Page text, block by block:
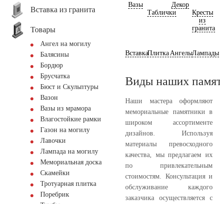
Вставка из гранита
Товары
Ангел на могилу
Балясины
Бордюр
Брусчатка
Бюст и Скульптуры
Вазон
Вазы из мрамора
Влагостойкие рамки
Газон на могилу
Лавочки
Лампада на могилу
Мемориальная доска
Скамейки
Тротуарная плитка
Поребрик
Вазы
Таблички
Декор
Кресты
из
гранита
ВставкаПлитка АнгелыЛампады
Виды наших
Наши мастера оформляют
мемориальные памятники в
широком ассортименте
дизайнов. Используя
материалы превосходного
качества, мы предлагаем их
по привлекательным
стоимостям. Консультация и
обслуживание каждого
заказчика осуществляется с